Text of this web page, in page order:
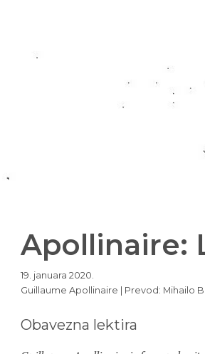
Apollinaire:
19. januara 2020.
Guillaume Apollinaire | Prevod: Mihailo
Obavezna lektira